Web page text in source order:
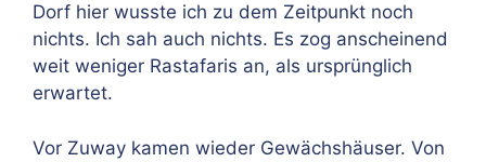
Dorf hier wusste ich zu dem Zeitpunkt noch
nichts. Ich sah auch nichts. Es zog anscheinend
weit weniger Rastafaris an, als ursprünglich
erwartet.
Vor Zuway kamen wieder Gewächshäuser. Von